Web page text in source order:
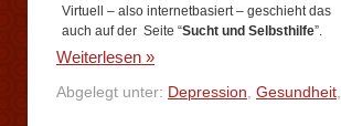
Virtuell – also internetbasiert – geschieht das
auch auf der Seite “Sucht und Selbsthilfe”.
Weiterlesen »
Abgelegt unter: Depression, Gesundheit,